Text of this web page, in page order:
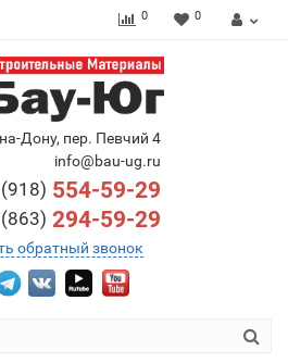
0 0
Дону, пер. Певчий 4
info@bau-ug.ru
554-59-29
294-59-29
обратный звонок